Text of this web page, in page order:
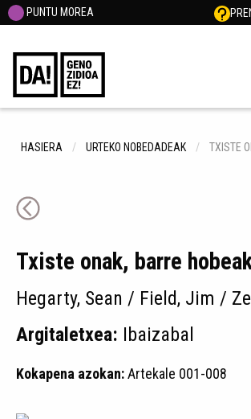
PUNTU MOREA
HASIERA URTEKO NOBEDADEAK TXISTE
Txiste onak, barre
Hegarty, Sean / Field, Jim /
Argitaletxea: Ibaizabal
Kokapena azokan:Artekale 001-008